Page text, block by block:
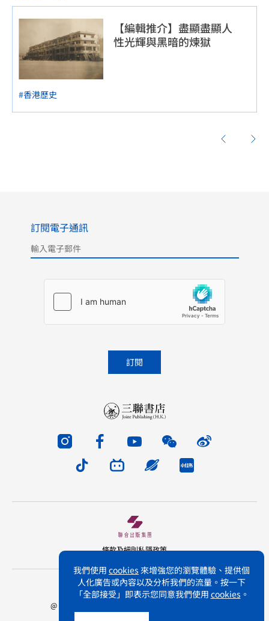
我們使用 cookies 來增強您的瀏覽體驗、提供個
人化廣告或內容以及分析我們的流量。按一下
「全部接受」即表示您同意我們使用 cookies 。
【編輯推介】盡顯盡顯人
性光輝與黑暗的煉獄
#香港歷史
訂閱電子通訊
版權所有 不得轉載 三聯書店(香港)有限公司
@ Joint Publishing (Hong Kong) Company Limited.
All rights reserved.
條款及細則私隱政策